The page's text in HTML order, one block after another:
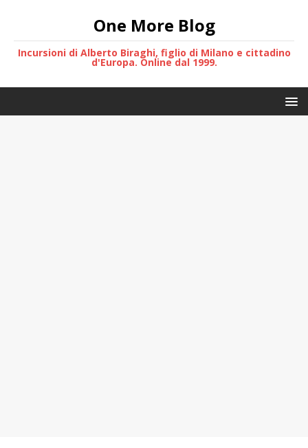
One More Blog
Incursioni di Alberto Biraghi, figlio di Milano e cittadino
d'Europa. Online dal 1999.